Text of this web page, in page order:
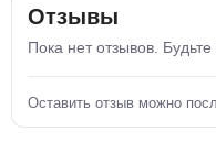
Отзывы
Пока нет отзывов.
Оставить отзыв можно